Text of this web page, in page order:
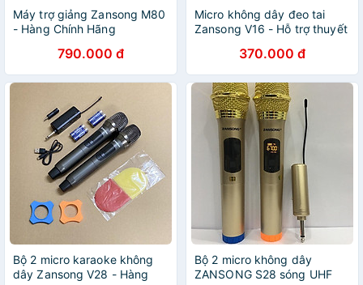
Máy trợ giảng Zansong M80
- Hàng Chính Hãng
790.000 đ
Micro không dây đeo tai
Zansong V16 - Hỗ trợ thuyết
chống tạp âm, chống hú tốt
- Khoảng cách kết nối lên
đến 30m - Phù hợp cho mọi
thiết bị: loa kéo, loa
bluetooth, amply, mixer,
sound card - Hàng nhập
370.000 đ
Bộ 2 micro karaoke không
dây Zansong V28 - Hàng
Bộ 2 micro không dây
ZANSONG S28 sóng UHF